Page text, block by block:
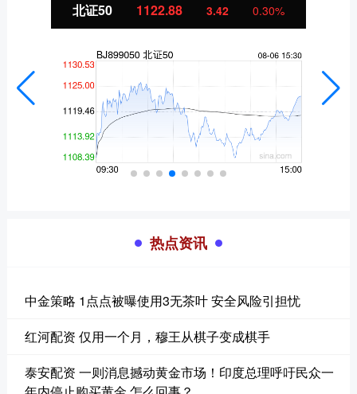
北证50 1122.88 3.42 0.30%
热点资讯
中金策略 1点点被曝使用3无茶叶 安全风险引担忧
红河配资 仅用一个月，穆王从棋子变成棋手
泰安配资 一则消息撼动黄金市场！印度总理呼吁民众一